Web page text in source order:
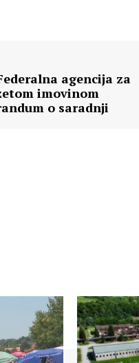
agencija za
imovinom
o saradnji